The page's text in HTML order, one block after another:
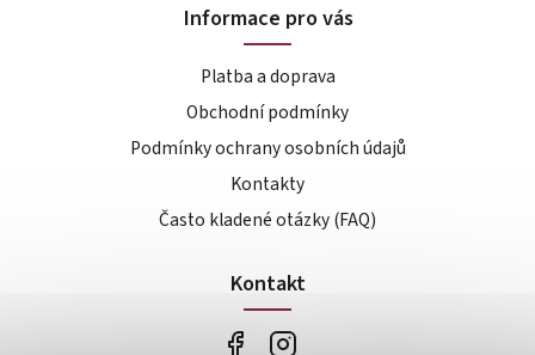
Informace pro vás
Platba a doprava
Obchodní podmínky
Podmínky ochrany osobních údajů
Kontakty
Často kladené otázky (FAQ)
Kontakt